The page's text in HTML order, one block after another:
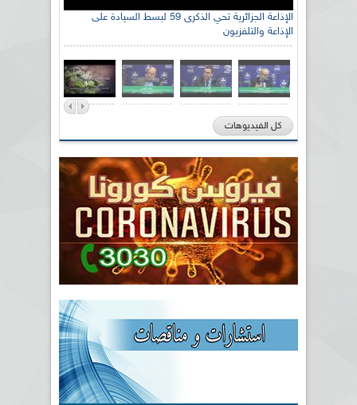
الإذاعة الجزائرية تحي الذكرى 59 لبسط السيادة على
الإذاعة والتلفزيون
كل الفيديوهات